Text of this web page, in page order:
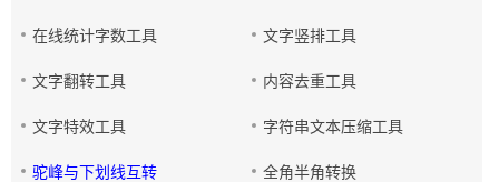
在线统计字数工具 文字竖排工具
文字翻转工具 内容去重工具
文字特效工具 字符串文本压缩工具
驼峰与下划线互转 全角半角转换